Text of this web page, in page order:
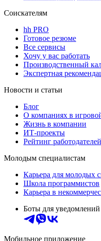
Соискателям
hh PRO
Готовое резюме
Все сервисы
Хочу у вас работать
Производственный
Экспертная
Новости и статьи
Блог
О компаниях в
Жизнь в компании
ИТ-проекты
Рейтинг
Молодым специалистам
Карьера для молодых
Школа программистов
Карьера в
Боты для уведомлений
Мобильное приложение